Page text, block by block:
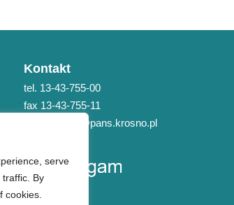
serve
By
cookies.
Kontakt
tel. 13-43-755-00
fax 13-43-755-11
e-mail: pans@pans.krosno.pl